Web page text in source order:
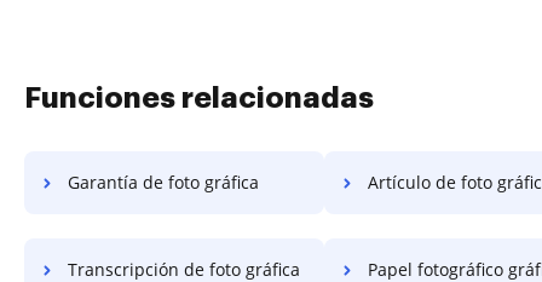
Funciones relacionadas
Garantía de foto gráfica Artículo de foto
Transcripción de foto gráfica Papel fotográfico